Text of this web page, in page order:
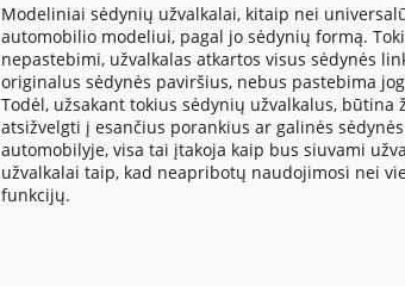
Modeliniai sėdynių užvalkalai, kitaip nei
automobilio modeliui, pagal jo sėdynių formą.
nepastebimi, užvalkalas atkartos visus sėdynės
originalus sėdynės paviršius, nebus pastebima
Todėl, užsakant tokius sėdynių užvalkalus,
atsižvelgti į esančius porankius ar galinės
automobilyje, visa tai įtakoja kaip bus siuvami
užvalkalai taip, kad neapribotų naudojimosi nei
funkcijų.